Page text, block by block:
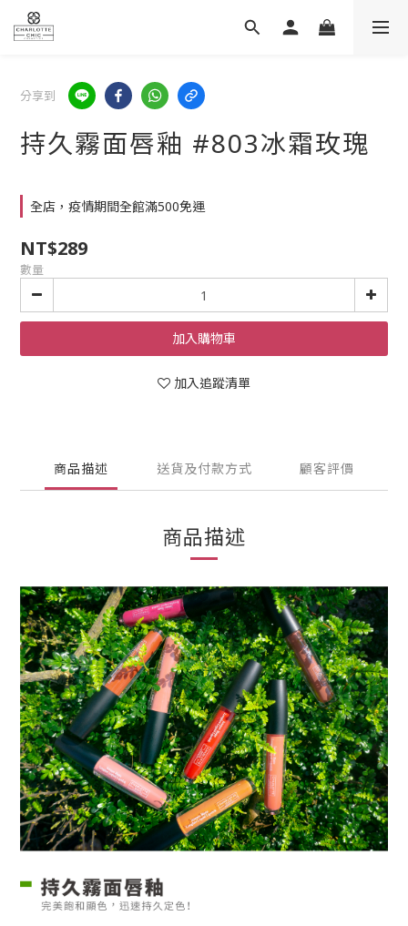
分享到
持久霧面唇釉 #803冰霜玫瑰
全店，疫情期間全館滿500免運
NT$289
數量
加入購物車
加入追蹤清單
商品描述 送貨及付款方式 顧客評價
商品描述